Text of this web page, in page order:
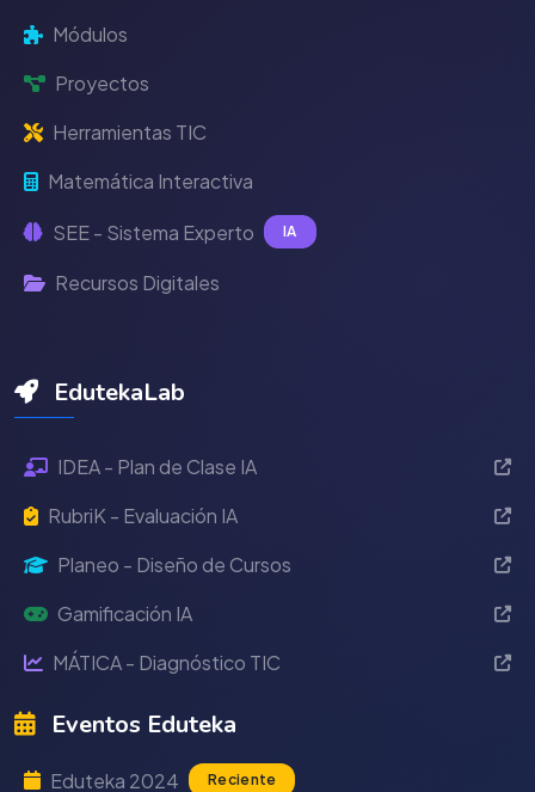
Módulos
Proyectos
Herramientas TIC
Matemática Interactiva
SEE - Sistema Experto IA
Recursos Digitales
EdutekaLab
IDEA - Plan de Clase IA
RubriK - Evaluación IA
Planeo - Diseño de Cursos
Gamificación IA
MÁTICA - Diagnóstico TIC
Eventos Eduteka
Eduteka 2024 Reciente